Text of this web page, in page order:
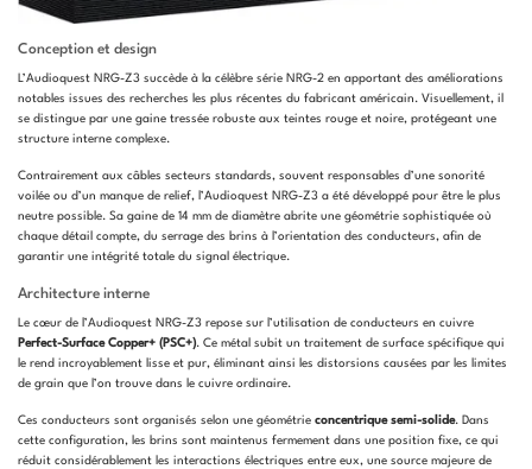
Conception et design
L’Audioquest NRG-Z3 succède à la célèbre série NRG-2 en apportant des améliorations
notables issues des recherches les plus récentes du fabricant américain. Visuellement, il
se distingue par une gaine tressée robuste aux teintes rouge et noire, protégeant une
structure interne complexe.
Contrairement aux câbles secteurs standards, souvent responsables d’une sonorité
voilée ou d’un manque de relief, l’Audioquest NRG-Z3 a été développé pour être le plus
neutre possible. Sa gaine de 14 mm de diamètre abrite une géométrie sophistiquée où
chaque détail compte, du serrage des brins à l’orientation des conducteurs, afin de
garantir une intégrité totale du signal électrique.
Architecture interne
Le cœur de l’Audioquest NRG-Z3 repose sur l’utilisation de conducteurs en cuivre
Perfect-Surface Copper+ (PSC+). Ce métal subit un traitement de surface spécifique qui
le rend incroyablement lisse et pur, éliminant ainsi les distorsions causées par les limites
de grain que l’on trouve dans le cuivre ordinaire.
Ces conducteurs sont organisés selon une géométrie concentrique semi-solide. Dans
cette configuration, les brins sont maintenus fermement dans une position fixe, ce qui
réduit considérablement les interactions électriques entre eux, une source majeure de